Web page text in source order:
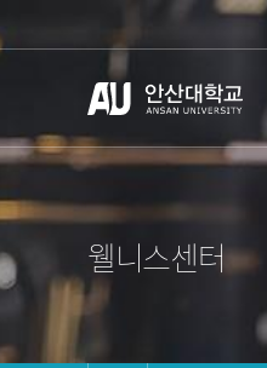
Skip Menu
웰니스센터